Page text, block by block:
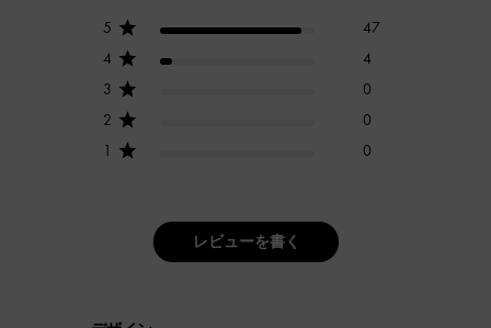
5
47
4
4
3
0
2
0
1
0
レビューを書く